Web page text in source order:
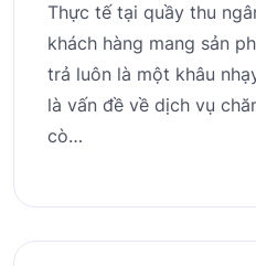
Thực tế tại quầy thu
khách hàng mang sản
trả luôn là một khâu
là vấn đề về dịch vụ
cò…